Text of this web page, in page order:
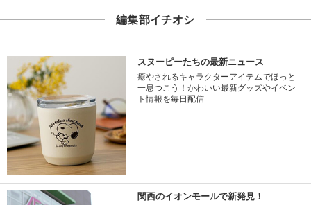
編集部イチオシ
スヌーピーたちの最新ニュース
癒やされるキャラクターアイテムでほっと
一息つこう！かわいい最新グッズやイベン
ト情報を毎日配信
関西のイオンモールで新発見！